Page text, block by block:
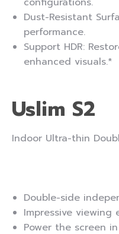
Dust-Resistant
performance.
Support HDR:
enhanced visuals.*
Uslim S2
Indoor Ultra-thin
Double-side
Impressive viewing
Power the screen